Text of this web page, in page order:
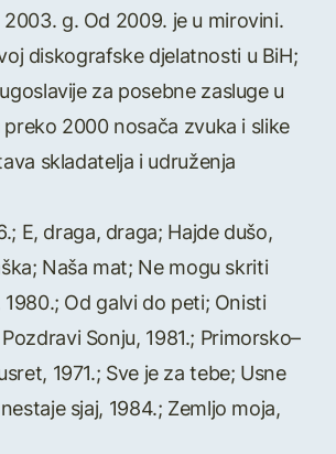
g. Od 2009. je u mirovini.
diskografske djelatnosti u BiH;
za posebne zasluge u
2000 nosača zvuka i slike
skladatelja i udruženja
E, draga, draga; Hajde dušo,
Naša mat; Ne mogu skriti
Od galvi do peti; Onisti
Sonju, 1981.; Primorsko–
1971.; Sve je za tebe; Usne
sjaj, 1984.; Zemljo moja,